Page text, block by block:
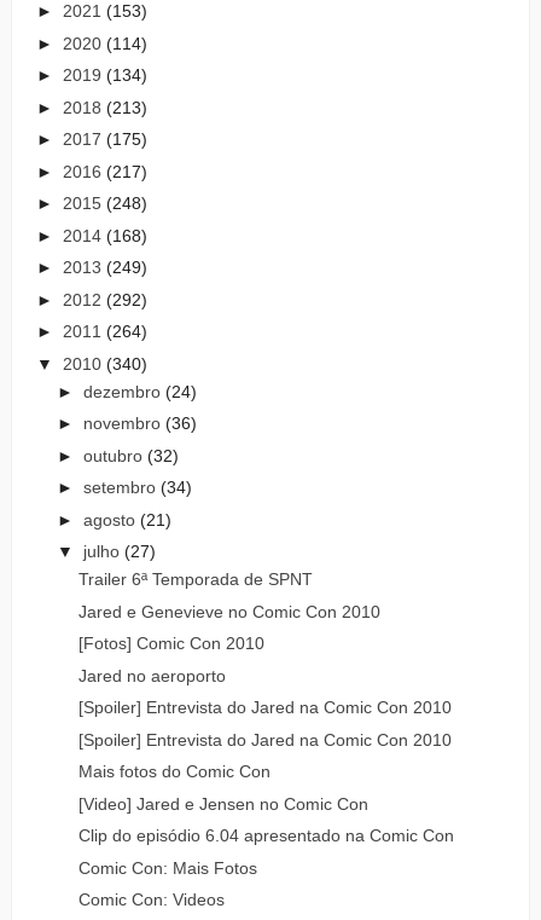
► 2021 (153)
► 2020 (114)
► 2019 (134)
► 2018 (213)
► 2017 (175)
► 2016 (217)
► 2015 (248)
► 2014 (168)
► 2013 (249)
► 2012 (292)
► 2011 (264)
▼ 2010 (340)
► dezembro (24)
► novembro (36)
► outubro (32)
► setembro (34)
► agosto (21)
▼ julho (27)
Trailer 6ª Temporada de SPNT
Jared e Genevieve no Comic Con 2010
[Fotos] Comic Con 2010
Jared no aeroporto
[Spoiler] Entrevista do Jared na Comic Con 2010
[Spoiler] Entrevista do Jared na Comic Con 2010
Mais fotos do Comic Con
[Video] Jared e Jensen no Comic Con
Clip do episódio 6.04 apresentado na Comic Con
Comic Con: Mais Fotos
Comic Con: Videos